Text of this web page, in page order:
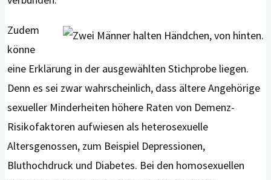
Zudem
könne
eine Erklärung in der ausgewählten Stichprobe liegen.
Denn es sei zwar wahrscheinlich, dass ältere Angehörige
sexueller Minderheiten höhere Raten von Demenz-
Risikofaktoren aufwiesen als heterosexuelle
Altersgenossen, zum Beispiel Depressionen,
Bluthochdruck und Diabetes. Bei den homosexuellen